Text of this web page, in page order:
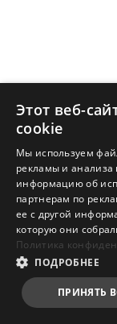
Будьте
Этот веб-
cookie
Мы используем
рекламы и
информацию об
партнерам по
ее с другой
которую они
Политика
ПОДРОБНЕЕ
ПРИНЯТЬ